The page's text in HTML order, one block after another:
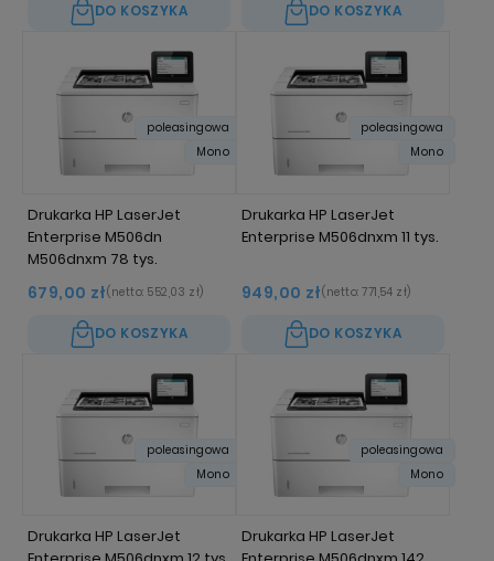
DO KOSZYKA DO KOSZYKA
Drukarka HP LaserJet
Enterprise M506dn
M506dnxm 78 tys.
679,00 zł(netto: 552,03 zł)
DO KOSZYKA
poleasingowa
Mono
Drukarka HP LaserJet
Enterprise M506dnxm 11 tys.
949,00 zł(netto: 771,54 zł)
DO KOSZYKA
poleasingowa
Mono
Drukarka HP LaserJet
poleasingowa
Mono
Drukarka HP LaserJet
poleasingowa
Mono